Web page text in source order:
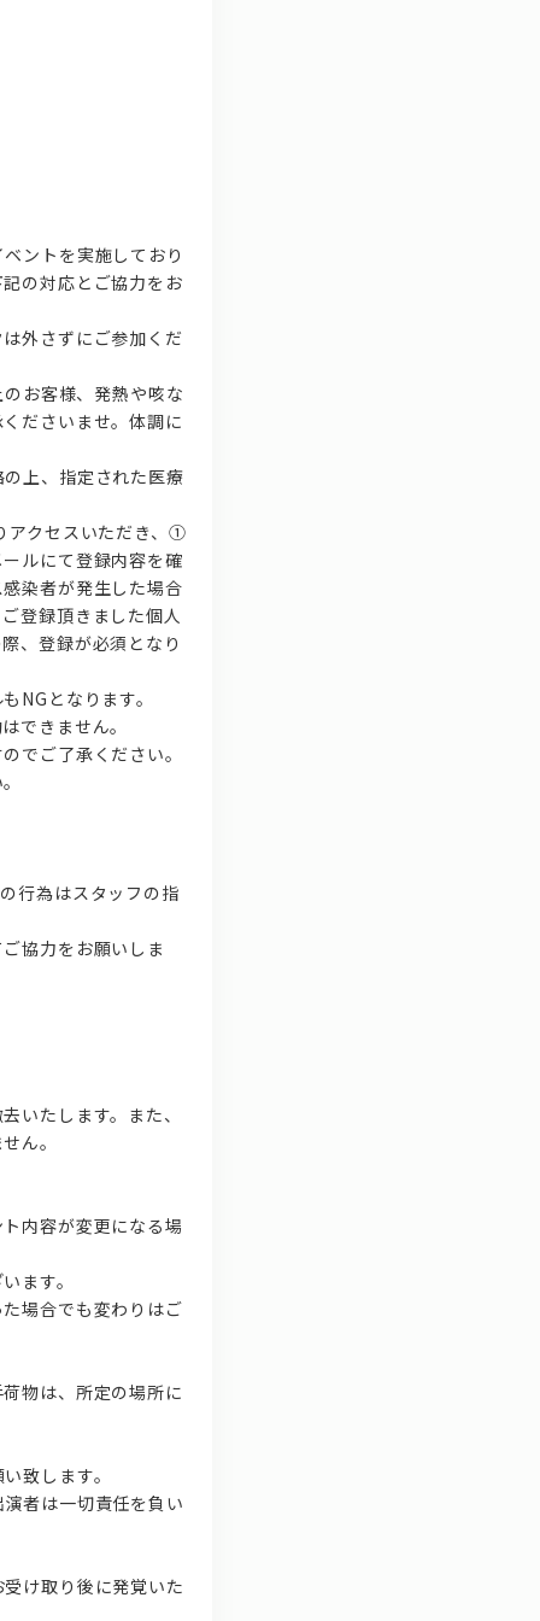
ントを実施しており
の対応とご協力をお
外さずにご参加くだ
お客様、発熱や咳な
ださいませ。体調に
上、指定された医療
アクセスいただき、①
ルにて登録内容を確
染者が発生した場合
登録頂きました個人
、登録が必須となり
NGとなります。
できません。
でご了承ください。
行為はスタッフの指
協力をお願いしま
いたします。また、
ん。
内容が変更になる場
ます。
場合でも変わりはご
物は、所定の場所に
致します。
者は一切責任を負い
け取り後に発覚いた